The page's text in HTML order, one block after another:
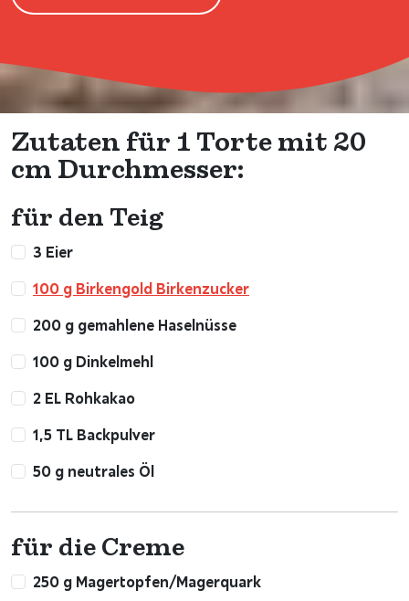
Zutaten für 1 Torte mit 20
cm Durchmesser:
für den Teig
3 Eier
100 g Birkengold Birkenzucker
200 g gemahlene Haselnüsse
100 g Dinkelmehl
2 EL Rohkakao
1,5 TL Backpulver
50 g neutrales Öl
für die Creme
250 g Magertopfen/Magerquark